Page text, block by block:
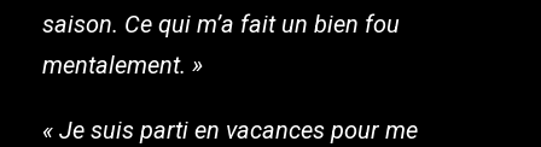
saison. Ce qui m’a fait un bien fou
mentalement. »
« Je suis parti en vacances pour me